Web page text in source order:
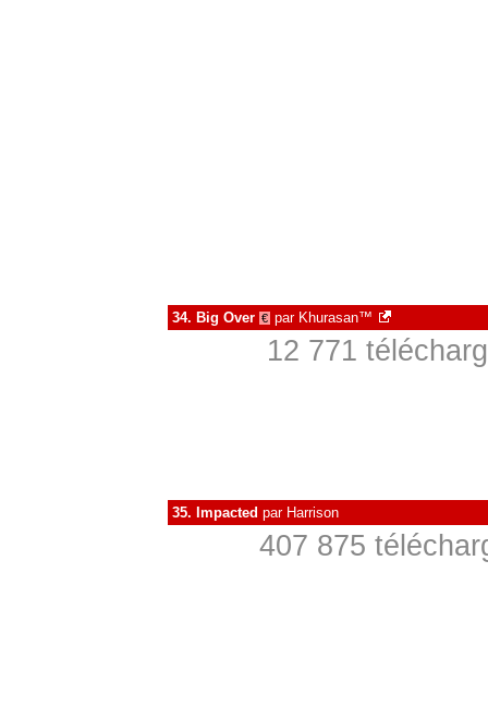
34. Big Over € par Khurasan™
12 771
35. Impacted par Harrison
407 875